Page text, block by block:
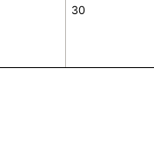
30